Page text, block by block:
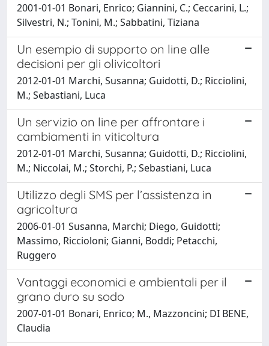
2001-01-01 Bonari, Enrico; Giannini, C.; Ceccarini, L.;
Silvestri, N.; Tonini, M.; Sabbatini, Tiziana
Un esempio di supporto on line alle
decisioni per gli olivicoltori
2012-01-01 Marchi, Susanna; Guidotti, D.; Ricciolini,
M.; Sebastiani, Luca
Un servizio on line per affrontare i
cambiamenti in viticoltura
2012-01-01 Marchi, Susanna; Guidotti, D.; Ricciolini,
M.; Niccolai, M.; Storchi, P.; Sebastiani, Luca
Utilizzo degli SMS per l’assistenza in
agricoltura
2006-01-01 Susanna, Marchi; Diego, Guidotti;
Massimo, Riccioloni; Gianni, Boddi; Petacchi,
Ruggero
Vantaggi economici e ambientali per il
grano duro su sodo
2007-01-01 Bonari, Enrico; M., Mazzoncini; DI BENE,
Claudia